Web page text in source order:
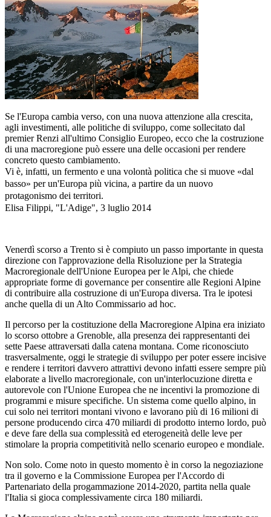
Se l'Europa cambia verso, con una nuova attenzione alla crescita,
agli investimenti, alle politiche di sviluppo, come sollecitato dal
premier Renzi all'ultimo Consiglio Europeo, ecco che la costruzione
di una macroregione può essere una delle occasioni per rendere
concreto questo cambiamento.
Vi è, infatti, un fermento e una volontà politica che si muove «dal
basso» per un'Europa più vicina, a partire da un nuovo
protagonismo dei territori.
Elisa Filippi, "L'Adige", 3 luglio 2014
Venerdì scorso a Trento si è compiuto un passo importante in questa
direzione con l'approvazione della Risoluzione per la Strategia
Macroregionale dell'Unione Europea per le Alpi, che chiede
appropriate forme di governance per consentire alle Regioni Alpine
di contribuire alla costruzione di un'Europa diversa. Tra le ipotesi
anche quella di un Alto Commissario ad hoc.
Il percorso per la costituzione della Macroregione Alpina era iniziato
lo scorso ottobre a Grenoble, alla presenza dei rappresentanti dei
sette Paese attraversati dalla catena montana. Come riconosciuto
trasversalmente, oggi le strategie di sviluppo per poter essere incisive
e rendere i territori davvero attrattivi devono infatti essere sempre più
elaborate a livello macroregionale, con un'interlocuzione diretta e
autorevole con l'Unione Europea che ne incentivi la promozione di
programmi e misure specifiche. Un sistema come quello alpino, in
cui solo nei territori montani vivono e lavorano più di 16 milioni di
persone producendo circa 470 miliardi di prodotto interno lordo, può
e deve fare della sua complessità ed eterogeneità delle leve per
stimolare la propria competitività nello scenario europeo e mondiale.
Non solo. Come noto in questo momento è in corso la negoziazione
tra il governo e la Commissione Europea per l'Accordo di
Partenariato della progammazione 2014-2020, partita nella quale
l'Italia si gioca complessivamente circa 180 miliardi.